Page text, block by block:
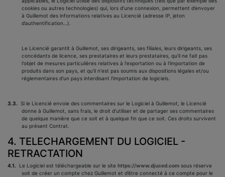
cookies ou autres technologies) qui, lors d’une connexion, permettent d’envoyer
à Guillemot des informations relatives au Licencié (adresse IP, jeton
d’authentification…).
Le Licencié garantit à Guillemot, ses dirigeants, ses filiales, leurs dirigeants, ses
concédants de licence, ses prestataires et leurs prestataires, qu'il ne fait pas
l'objet de mesures particulières relatives à l'exportation ou à l'importation de
produits dans son pays, et qu'il n'est pas soumis aux dispositions légales et/ou
réglementaires d'un pays interdisant l'importation de logiciels.
3.3. Si le Licencié envoie des commentaires sur le Logiciel à Guillemot, le Licencié
donne à Guillemot, sans frais, le droit d’utiliser et de partager ses commentaires
de quelque manière que ce soit et à quelque fin que ce soit. Ces droits survivent
au présent Contrat.
4. TELECHARGEMENT DU LOGICIEL -
RETRACTATION
4.1. Le Logiciel est téléchargeable sur le site https://www.djuced.com sous réserve
soit de créer un compte chez Guillemot et d’être connecté à ce compte pour le